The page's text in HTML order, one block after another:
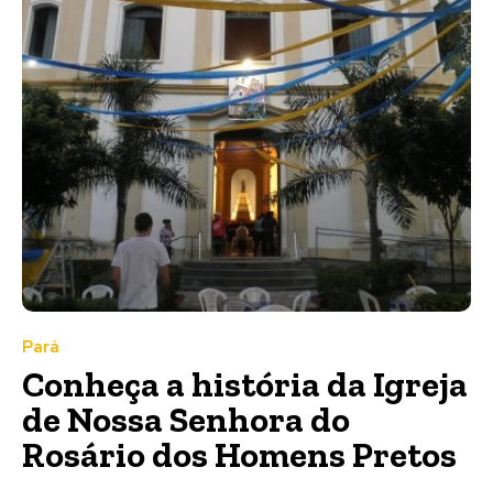
Pará
Conheça a história da Igreja
de Nossa Senhora do
Rosário dos Homens Pretos